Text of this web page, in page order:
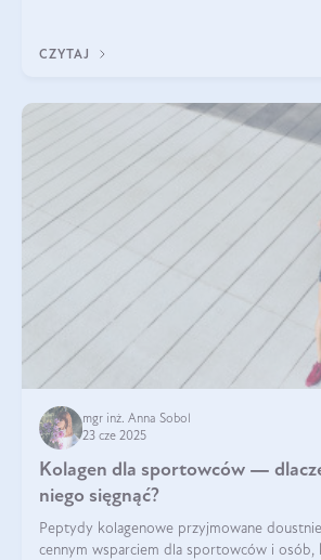
CZYTAJ
mgr inż. Anna Sobol
23 cze 2025
Kolagen dla sportowców —
niego sięgnąć?
Peptydy kolagenowe przyjmowane
cennym wsparciem dla sportowców i osób,